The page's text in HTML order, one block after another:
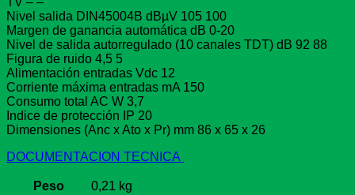
Nivel salida DIN45004B dBµV 105 100
Margen de ganancia automática dB 0-20
Nivel de salida autorregulado (10 canales TDT) dB 92 88
Figura de ruido 4,5 5
Alimentación entradas Vdc 12
Corriente máxima entradas mA 150
Consumo total AC W 3,7
Indice de protección IP 20
Dimensiones (Anc x Ato x Pr) mm 86 x 65 x 26
DOCUMENTACION TECNICA
Peso
0,21 kg